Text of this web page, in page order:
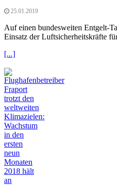
25.01.2019
Auf einen bundesweiten Entgelt-
Einsatz der Luftsicherheitskräfte
[...]